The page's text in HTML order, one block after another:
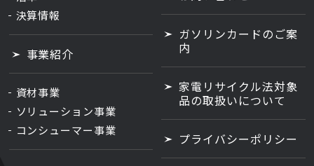
決算情報
事業紹介
資材事業
ソリューション事業
コンシューマー事業
ガソリンカードのご案
内
家電リサイクル法対象
品の取扱いについて
プライバシーポリシー